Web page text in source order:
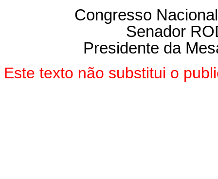
Congresso
Senador
Presidente da
Este texto não substitui o